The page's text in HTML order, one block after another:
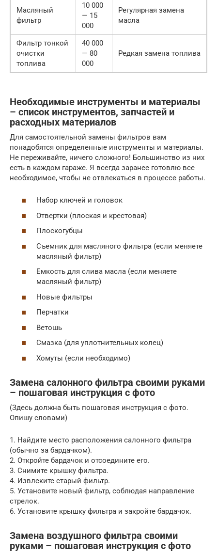
Масляный
фильтр
10 000
— 15
000
Регулярная замена
масла
Фильтр тонкой
очистки
топлива
40 000
— 80
000
Редкая замена топлива
Необходимые инструменты и материалы
– список инструментов, запчастей и
расходных материалов
Для самостоятельной замены фильтров вам
понадобятся определенные инструменты и материалы.
Не переживайте, ничего сложного! Большинство из них
есть в каждом гараже. Я всегда заранее готовлю все
необходимое, чтобы не отвлекаться в процессе работы.
Набор ключей и головок
Отвертки (плоская и крестовая)
Плоскогубцы
Съемник для масляного фильтра (если меняете
масляный фильтр)
Емкость для слива масла (если меняете
масляный фильтр)
Новые фильтры
Перчатки
Ветошь
Смазка (для уплотнительных колец)
Хомуты (если необходимо)
Замена салонного фильтра своими руками
– пошаговая инструкция с фото
(Здесь должна быть пошаговая инструкция с фото.
Опишу словами)
1. Найдите место расположения салонного фильтра
(обычно за бардачком).
2. Откройте бардачок и отсоедините его.
3. Снимите крышку фильтра.
4. Извлеките старый фильтр.
5. Установите новый фильтр, соблюдая направление
стрелок.
6. Установите крышку фильтра и закройте бардачок.
Замена воздушного фильтра своими
руками – пошаговая инструкция с фото